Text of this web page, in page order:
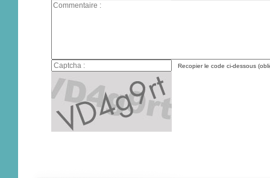
Recopier le code ci-dessous